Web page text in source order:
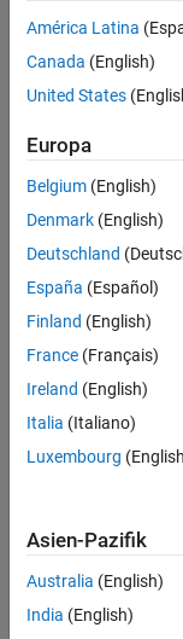
América Latina
Canada (English)
United States
Europa
Belgium (English)
Denmark (English)
Deutschland
España (Español)
Finland (English)
France (Français)
Ireland (English)
Italia (Italiano)
Luxembourg
Asien-Pazifik
Australia (English)
India (English)
Trust Center
Datendiebstahl
© 1994-2026 The